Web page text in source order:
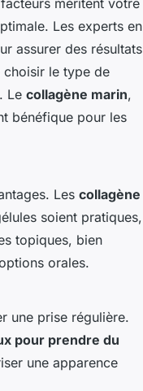
méritent votre
Les experts en
assurer des résultats
choisir le type de
Le collagène marin,
bénéfique pour les
Les collagène
soient pratiques,
topiques, bien
orales.
une prise régulière.
pour prendre du
une apparence